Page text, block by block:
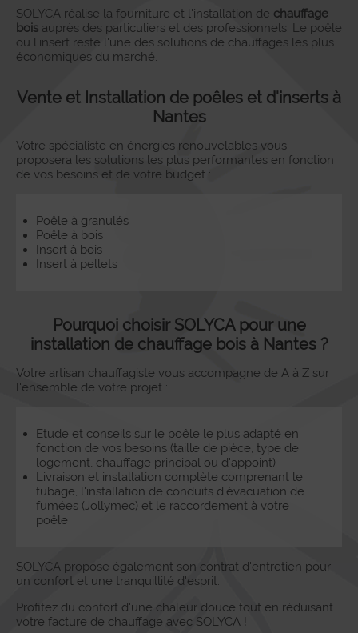
SOLYCA réalise la fourniture et l'installation de chauffage
bois auprès des particuliers et des professionnels. Le poêle
ou l'insert reste l'une des solutions de chauffages les plus
économiques du marché.
Vente et Installation de poêles et d'inserts à
Nantes
Votre spécialiste en énergies renouvelables vous
proposera les solutions les plus performantes en fonction
de vos besoins et de votre budget :
Poêle à granulés
Poêle à bois
Insert à bois
Insert à pellets
Pourquoi choisir SOLYCA pour une
installation de chauffage bois à Nantes ?
Votre artisan chauffagiste vous accompagne de A à Z sur
l'ensemble de votre projet :
Etude et conseils sur le poêle le plus adapté en
fonction de vos besoins (taille de pièce, type de
logement, chauffage principal ou d'appoint)
Livraison et installation complète comprenant le
tubage, l'installation de conduits d'évacuation de
fumées (Jollymec) et le raccordement à votre
poêle
SOLYCA propose également son contrat d'entretien pour
un confort et une tranquillité d'esprit.
Profitez du confort d'une chaleur douce tout en réduisant
votre facture de chauffage avec SOLYCA !